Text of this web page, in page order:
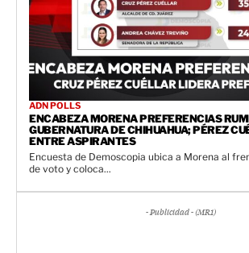
ADN POLLS
ENCABEZA MORENA PREFERENCIAS
GUBERNATURA DE CHIHUAHUA; PÉREZ
ENTRE ASPIRANTES
Encuesta de Demoscopia ubica a Morena al
de voto y coloca...
- Publicidad - (MR1)